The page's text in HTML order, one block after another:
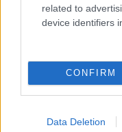
related to
device identifiers
CONFIRM
Data Deletion
Διάβασε
Ελλάδα Λευκάδα